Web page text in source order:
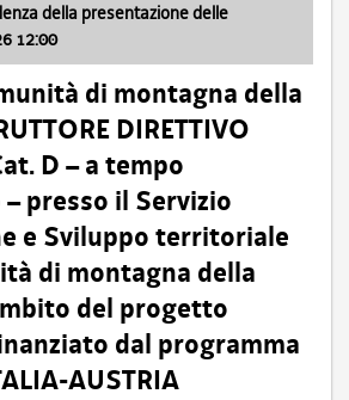
della presentazione delle
12:00
di montagna della
DIRETTIVO
D – a tempo
presso il Servizio
e Sviluppo territoriale
di montagna della
del progetto
dal programma
AUSTRIA